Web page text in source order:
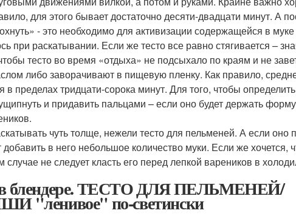
для этого бывает достаточно десяти-двадцати минут. А
- это необходимо для активизации содержащейся в
при раскатывании. Если же тесто все равно стягивается –
тесто во время «отдыха» не подсыхало по краям и не
либо заворачивают в пищевую пленку. Как правило,
в пределах тридцати-сорока минут. Для того, чтобы
и придавить пальцами – если оно будет держать
чуть толще, нежели тесто для пельменей. А если оно
в него небольшое количество муки. Если же хочется,
не следует класть его перед лепкой вареников в
в блендере. ТЕСТО ДЛЯ ПЕЛЬМЕНЕЙ/
по-светински